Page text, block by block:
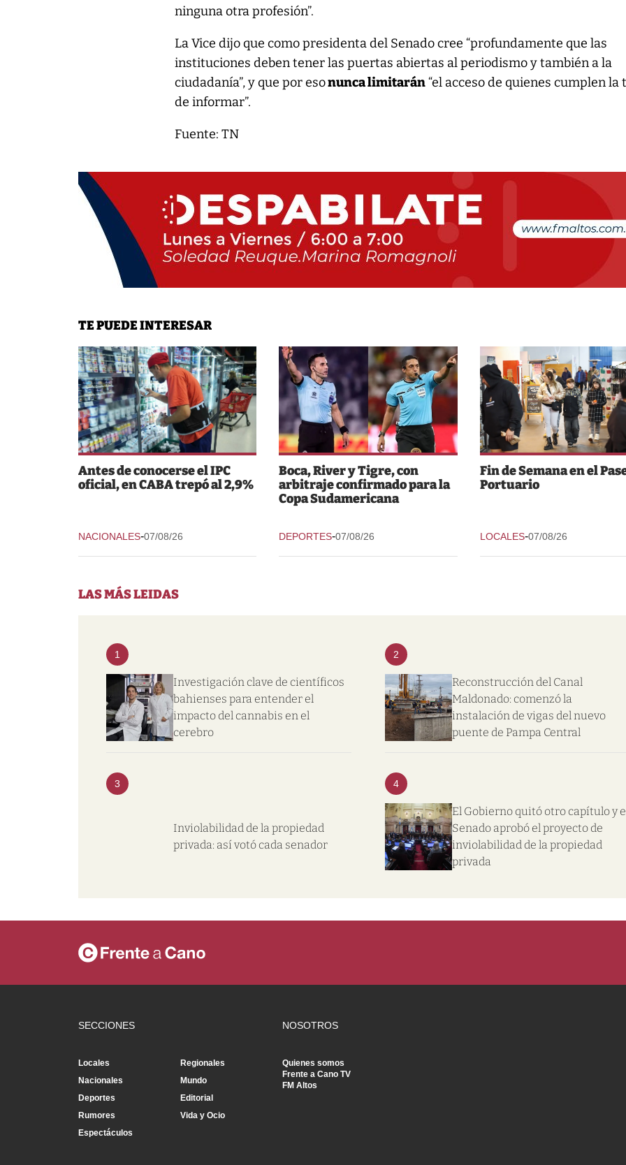
ninguna otra profesión”.
La Vice dijo que como presidenta del Senado cree “profundamente que las
instituciones deben tener las puertas abiertas al periodismo y también a la
ciudadanía”, y que por esonunca limitarán“el acceso de quienes cumplen la
de informar”.
Fuente: TN
TE PUEDE INTERESAR
Antes de conocerse el IPC
oficial, en CABA trepó al 2,9%
NACIONALES-07/08/26
Boca, River y Tigre, con
arbitraje confirmado para la
Copa Sudamericana
DEPORTES-07/08/26
Fin de Semana en el
Portuario
LOCALES-07/08/26
LAS MÁS LEIDAS
1
Investigación clave de científicos
bahienses para entender el
impacto del cannabis en el
cerebro
2
Reconstrucción del Canal
Maldonado: comenzó la
instalación de vigas del nuevo
puente de Pampa Central
3
Inviolabilidad de la propiedad
privada: así votó cada senador
4
El Gobierno quitó otro capítulo y
Senado aprobó el proyecto de
inviolabilidad de la propiedad
privada
SECCIONES
Locales
Regionales
Nacionales
Mundo
Deportes
Editorial
Rumores
Vida y Ocio
Espectáculos
NOSOTROS
Quienes somos
Frente a Cano TV
FM Altos